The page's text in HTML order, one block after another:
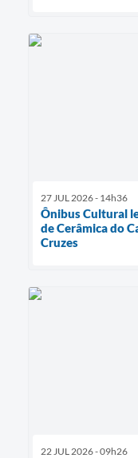
27 JUL 2026 - 14h36
Ônibus Cultural
de Cerâmica do
Cruzes
22 JUL 2026 - 09h26